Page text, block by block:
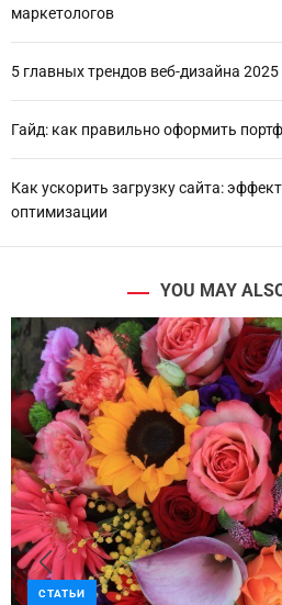
маркетологов
5 главных трендов веб-дизайна 2025
Гайд: как правильно оформить
Как ускорить загрузку сайта:
оптимизации
YOU MAY
СТАТЬИ